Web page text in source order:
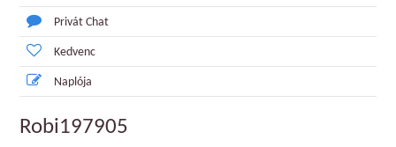
Privát Chat
Kedvenc
Naplója
Robi197905